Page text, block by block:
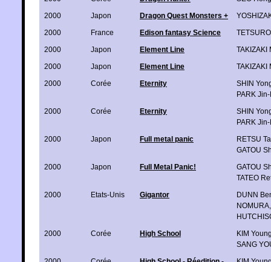
2000
Japon Dragon Quest Monsters +
2000
France Edison fantasy Science
2000
Japon Element Line
TAKIZAKI
2000
Japon Element Line
TAKIZAKI
2000
Corée Eternity
SHIN
PARK
2000
Corée Eternity
SHIN
PARK
2000
Japon Full metal panic
RETSU
GATOU
2000
Japon Full Metal Panic!
GATOU
TATEO
2000
Etats-Unis Gigantor
DUNN
NOMURA
2000
Corée High School
KIM
SANG